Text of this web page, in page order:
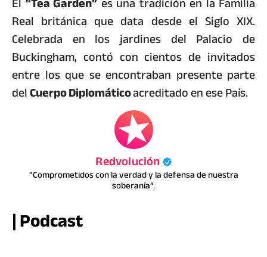
Real británica que data desde el Siglo XIX.
Celebrada en los jardines del Palacio de
Buckingham, contó con cientos de invitados
entre los que se encontraban presente parte
delCuerpo Diplomáticoacreditado en ese País.
Redvolución
“Comprometidos con la verdad y la defensa de nuestra
soberanía”.
| Podcast